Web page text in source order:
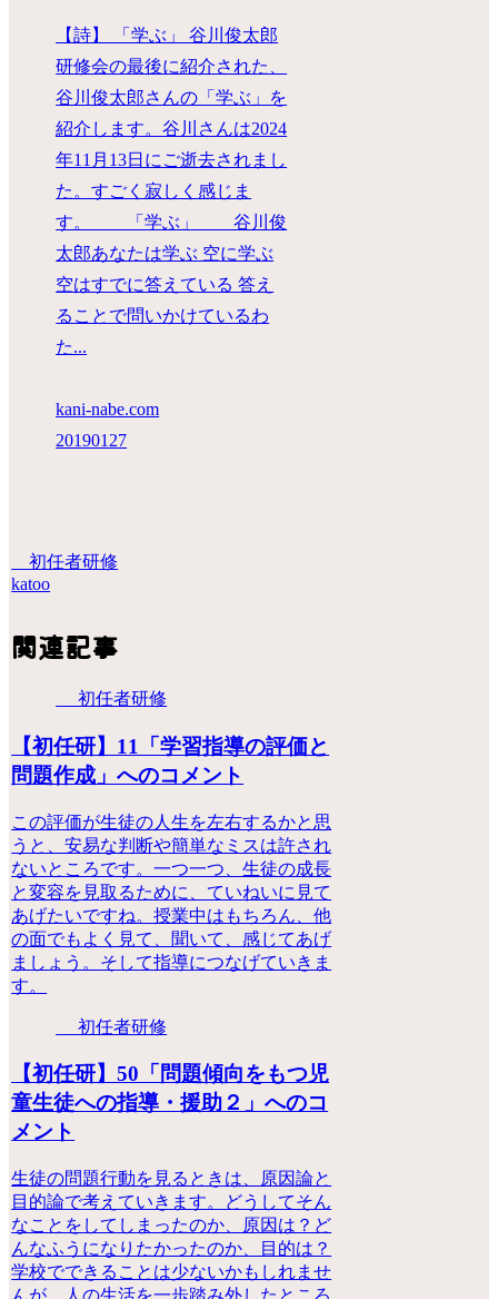
【詩】 「学ぶ」 谷川俊太郎
研修会の最後に紹介された、
谷川俊太郎さんの「学ぶ」を
紹介します。谷川さんは2024
年11月13日にご逝去されまし
た。すごく寂しく感じま
す。 「学ぶ」 谷川俊
太郎あなたは学ぶ 空に学ぶ
空はすでに答えている 答え
ることで問いかけているわ
た...
kani-nabe.com
20190127
初任者研修
katoo
関連記事
初任者研修
【初任研】11「学習指導の評価と
問題作成」へのコメント
この評価が生徒の人生を左右するかと思
うと、安易な判断や簡単なミスは許され
ないところです。一つ一つ、生徒の成長
と変容を見取るために、ていねいに見て
あげたいですね。授業中はもちろん、他
の面でもよく見て、聞いて、感じてあげ
ましょう。そして指導につなげていきま
す。
初任者研修
【初任研】50「問題傾向をもつ児
童生徒への指導・援助２」へのコ
メント
生徒の問題行動を見るときは、原因論と
目的論で考えていきます。どうしてそん
なことをしてしまったのか、原因は？ど
んなふうになりたかったのか、目的は？
学校でできることは少ないかもしれませ
んが、人の生活を一歩踏み外したところ